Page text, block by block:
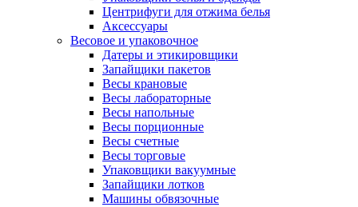
Центрифуги для отжима белья
Аксессуары
Весовое и упаковочное
Датеры и этикировщики
Запайщики пакетов
Весы крановые
Весы лабораторные
Весы напольные
Весы порционные
Весы счетные
Весы торговые
Упаковщики вакуумные
Запайщики лотков
Машины обвязочные